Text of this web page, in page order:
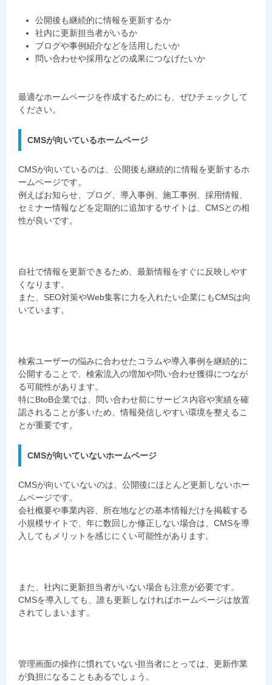
公開後も継続的に情報を更新するか
社内に更新担当者がいるか
ブログや事例紹介などを活用したいか
問い合わせや採用などの成果につなげたいか
最適なホームページを作成するためにも、ぜひチェックして
ください。
CMSが向いているホームページ
CMSが向いているのは、公開後も継続的に情報を更新するホ
ームページです。
例えばお知らせ、ブログ、導入事例、施工事例、採用情報、
セミナー情報などを定期的に追加するサイトは、CMSとの相
性が良いです。
自社で情報を更新できるため、最新情報をすぐに反映しやす
くなります。
また、SEO対策やWeb集客に力を入れたい企業にもCMSは向
いています。
検索ユーザーの悩みに合わせたコラムや導入事例を継続的に
公開することで、検索流入の増加や問い合わせ獲得につなが
る可能性があります。
特にBtoB企業では、問い合わせ前にサービス内容や実績を確
認されることが多いため、情報発信しやすい環境を整えるこ
とが重要です。
CMSが向いていないホームページ
CMSが向いていないのは、公開後にほとんど更新しないホー
ムページです。
会社概要や事業内容、所在地などの基本情報だけを掲載する
小規模サイトで、年に数回しか修正しない場合は、CMSを導
入してもメリットを感じにくい可能性があります。
また、社内に更新担当者がいない場合も注意が必要です。
CMSを導入しても、誰も更新しなければホームページは放置
されてしまいます。
管理画面の操作に慣れていない担当者にとっては、更新作業
が負担になることもあるでしょう。